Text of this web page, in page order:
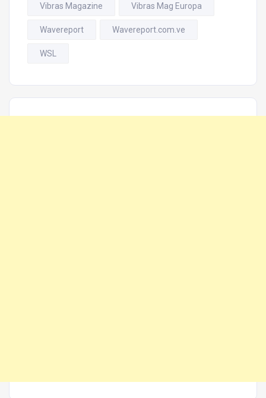
Vibras Magazine Vibras Mag Europa
Wavereport Wavereport.com.ve
WSL